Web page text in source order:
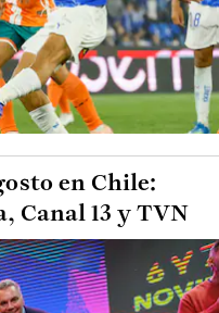
en Chile:
Canal 13 y TVN